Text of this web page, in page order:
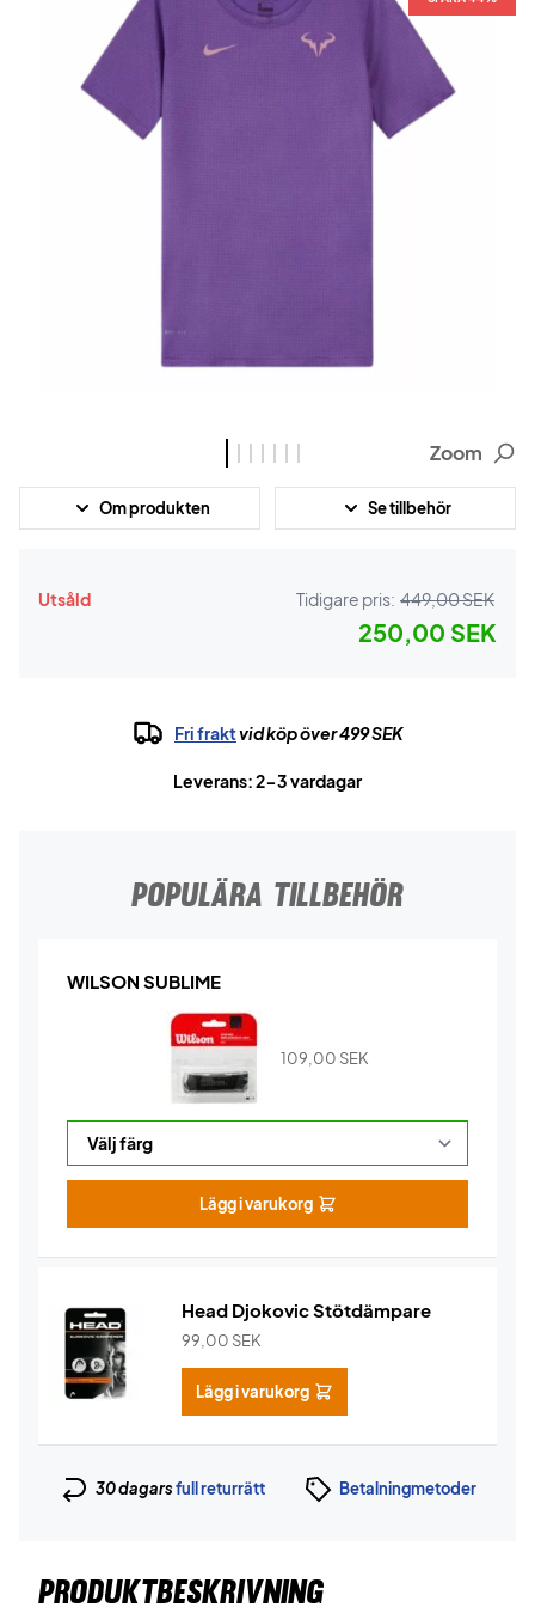
Zoom
Om produkten Se tillbehör
Utsåld Tidigare pris: 449,00 SEK
250,00 SEK
Fri fraktvid köp över 499 SEK
Leverans: 2-3 vardagar
POPULÄRA TILLBEHÖR
WILSON SUBLIME
109,00 SEK
Lägg i varukorg
Head Djokovic Stötdämpare
99,00 SEK
Lägg i varukorg
30 dagarsfull returrätt Betalningmetoder
PRODUKTBESKRIVNING